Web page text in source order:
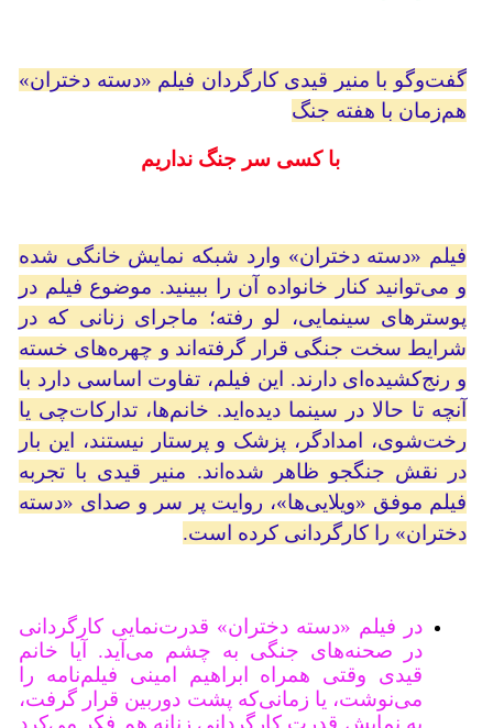
گفت‌وگو با منیر قیدی کارگردان فیلم «دسته دختران»
هم‌زمان با هفته جنگ
با کسی سر جنگ نداریم
فیلم «دسته دختران» وارد شبکه نمایش خانگی شده
و می‌توانید کنار خانواده آن را ببینید. موضوع فیلم در
پوسترهای سینمایی، لو رفته؛ ماجرای زنانی که در
شرایط سخت جنگی قرار گرفته‌اند و چهره‌های خسته
و رنج‌کشیده‌ای دارند. این فیلم، تفاوت اساسی دارد با
آنچه تا حالا در سینما دیده‌اید. خانم‌ها، تدارکات‌چی یا
رخت‌شوی، امدادگر، پزشک و پرستار نیستند، این بار
در نقش جنگجو ظاهر شده‌اند. منیر قیدی با تجربه
فیلم موفق «ویلایی‌ها»، روایت پر سر و صدای «دسته
دختران» را کارگردانی کرده است.
در فیلم «دسته دختران» قدرت‌نمایی کارگردانی
در صحنه‌های جنگی به چشم می‌آید. آیا خانم
قیدی وقتی همراه ابراهیم امینی فیلم‌نامه را
می‌نوشت، یا زمانی‌که پشت دوربین قرار گرفت،
به نمایش قدرت کارگردانی زنانه هم فکر می‌کرد